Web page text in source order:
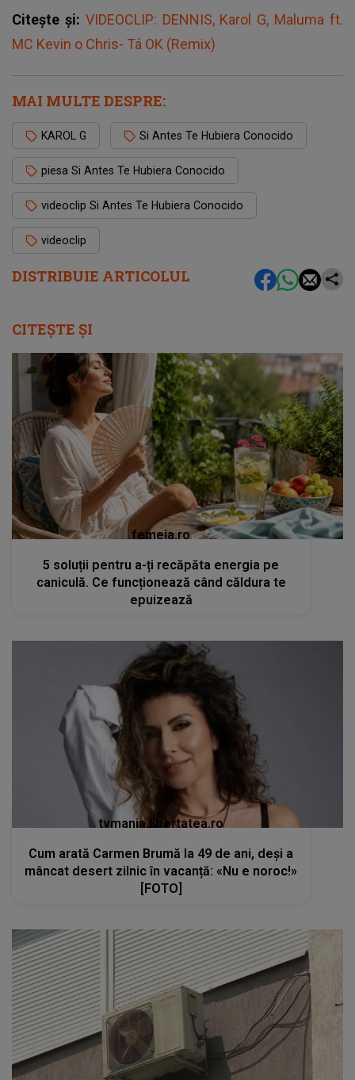
DISTRIBUIE ARTICOLUL
Citește și: VIDEOCLIP: DENNIS, Karol G, Maluma ft.
MC Kevin o Chris- Tá OK (Remix)
MAI MULTE DESPRE:
KAROL G Si Antes Te Hubiera Conocido
piesa Si Antes Te Hubiera Conocido
videoclip Si Antes Te Hubiera Conocido
videoclip
CITEȘTE ȘI
femeia.ro
5 soluții pentru a-ți recăpăta energia pe
caniculă. Ce funcționează când căldura te
epuizează
tvmania.libertatea.ro
Cum arată Carmen Brumă la 49 de ani, deși a
mâncat desert zilnic în vacanță: «Nu e noroc!»
[FOTO]